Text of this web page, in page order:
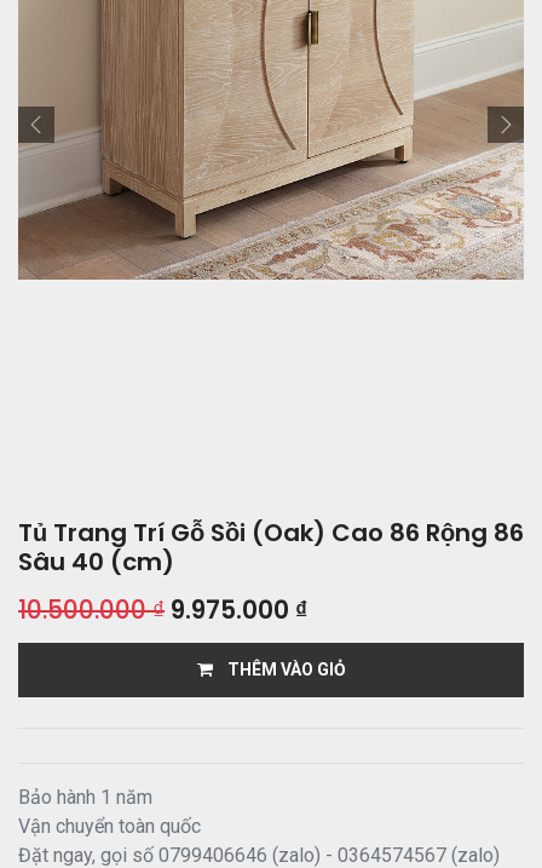
Tủ Trang Trí Gỗ Sồi (Oak) Cao 86 Rộng 86
Sâu 40 (cm)
10.500.000₫ 9.975.000 ₫
THÊM VÀO GIỎ
Bảo hành 1 năm
Vận chuyển toàn quốc
Đặt ngay, gọi số 0799406646 (zalo) - 0364574567 (zalo)